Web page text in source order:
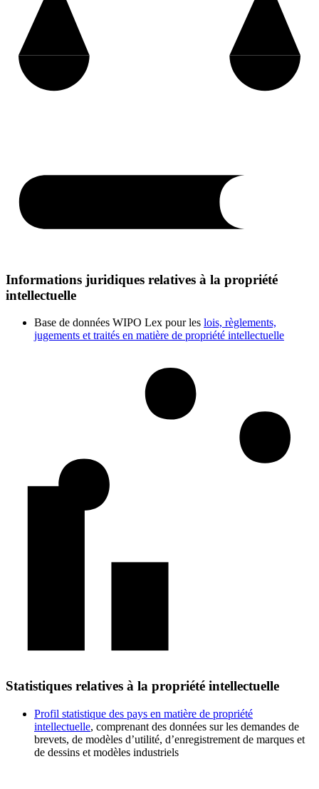
Informations juridiques relatives à la propriété
intellectuelle
Base de données WIPO Lex pour les lois, règlements,
jugements et traités en matière de propriété intellectuelle
Statistiques relatives à la propriété intellectuelle
Profil statistique des pays en matière de propriété
intellectuelle, comprenant des données sur les demandes de
brevets, de modèles d’utilité, d’enregistrement de marques et
de dessins et modèles industriels